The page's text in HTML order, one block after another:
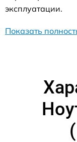
эксплуатации.
Показать